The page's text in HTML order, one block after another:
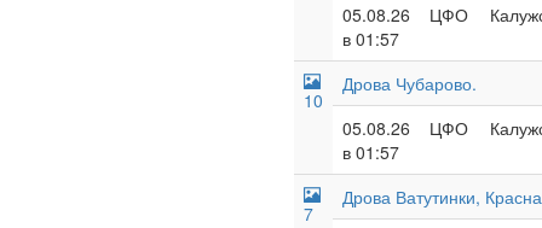
05.08.26
в 01:57
ЦФО
10
Дрова Чубарово.
05.08.26
в 01:57
ЦФО
7
Дрова Ватутинки,